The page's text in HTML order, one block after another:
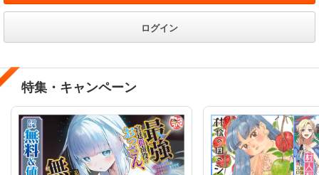
ログイン
特集・キャンペーン